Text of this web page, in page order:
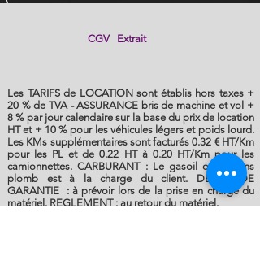
CGV Extrait
Les TARIFS de LOCATION sont établis hors taxes +
20 % de TVA - ASSURANCE bris de machine et vol +
8 % par jour calendaire sur la base du prix de location
HT et + 10 % pour les véhicules légers et poids lourd.
Les KMs supplémentaires sont facturés 0.32 € HT/Km
pour les PL et de 0.22 HT à 0.20 HT/Km pour les
camionnettes. CARBURANT : Le gasoil ou le sans
plomb est à la charge du client. DEPOT DE
GARANTIE : à prévoir lors de la prise en charge du
matériel. REGLEMENT : au retour du matériel.